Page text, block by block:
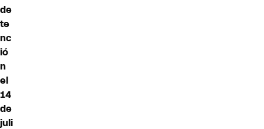
de
te
nc
ió
n
el
14
de
juli